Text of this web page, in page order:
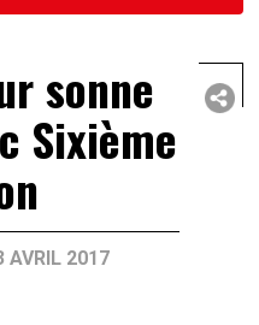
sonne
Sixième
AVRIL 2017